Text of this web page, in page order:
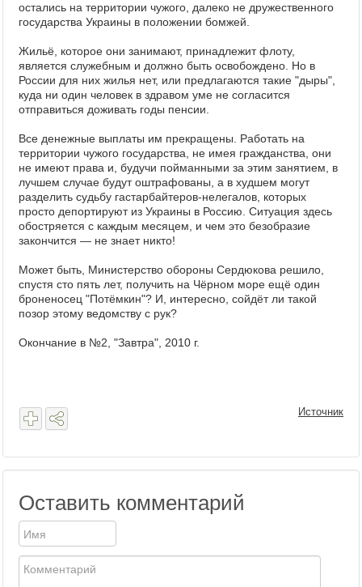
остались на территории чужого, далеко не дружественного
государства Украины в положении бомжей.
Жильё, которое они занимают, принадлежит флоту,
является служебным и должно быть освобождено. Но в
России для них жилья нет, или предлагаются такие "дыры",
куда ни один человек в здравом уме не согласится
отправиться доживать годы пенсии.
Все денежные выплаты им прекращены. Работать на
территории чужого государства, не имея гражданства, они
не имеют права и, будучи пойманными за этим занятием, в
лучшем случае будут оштрафованы, а в худшем могут
разделить судьбу гастарбайтеров-нелегалов, которых
просто депортируют из Украины в Россию. Ситуация здесь
обостряется с каждым месяцем, и чем это безобразие
закончится — не знает никто!
Может быть, Министерство обороны Сердюкова решило,
спустя сто пять лет, получить на Чёрном море ещё один
броненосец "Потёмкин"? И, интересно, сойдёт ли такой
позор этому ведомству с рук?
Окончание в №2, "Завтра", 2010 г.
Источник
Оставить комментарий